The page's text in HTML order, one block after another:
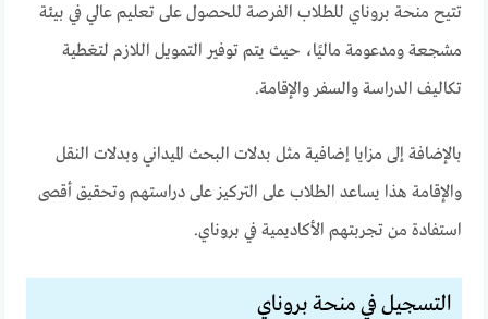
تتيح منحة بروناي للطلاب الفرصة للحصول على تعليم عالي في بيئة
مشجعة ومدعومة ماليًا، حيث يتم توفير التمويل اللازم لتغطية
تكاليف الدراسة والسفر والإقامة.
بالإضافة إلى مزايا إضافية مثل بدلات البحث الميداني وبدلات النقل
والإقامة هذا يساعد الطلاب على التركيز على دراستهم وتحقيق أقصى
استفادة من تجربتهم الأكاديمية في بروناي.
التسجيل في منحة بروناي